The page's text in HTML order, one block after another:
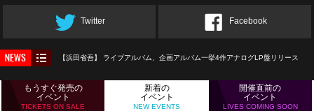
Twitter Facebook
【浜田省吾】 ライブアルバム、企画アルバム一挙4作アナログLP盤リリース
もうすぐ発売の
イベント
TICKETS ON SALE
新着の
イベント
NEW EVENTS
開催直前の
イベント
LIVES COMING SOON